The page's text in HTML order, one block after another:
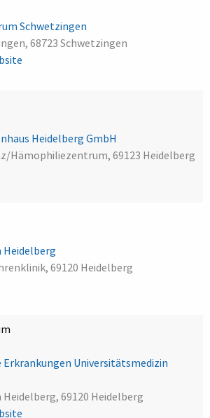
Schwetzingen
68723 Schwetzingen
Heidelberg GmbH
Hämophiliezentrum, 69123 Heidelberg
69120 Heidelberg
Universitätsmedizin
69120 Heidelberg